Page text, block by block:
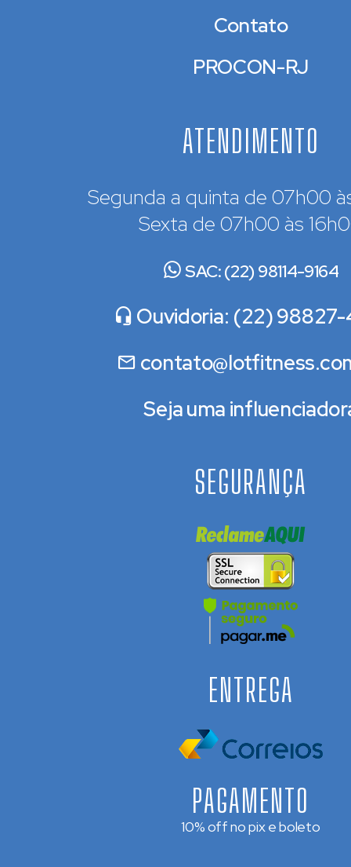
Contato
PROCON-RJ
ATENDIMENTO
Segunda a quinta de 07h00
Sexta de 07h00 às
SAC: (22) 98114-9164
Ouvidoria: (22) 98827-
Seja uma
PAGAMENTO
10% off no pix e boleto
ENTREGA
SEGURANÇA